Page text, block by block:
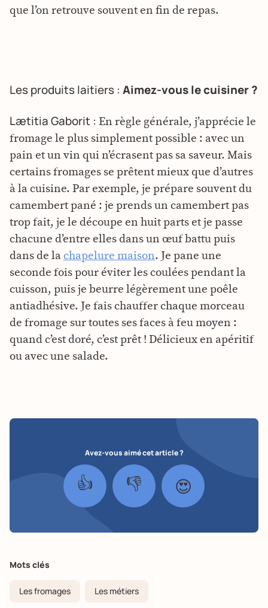
que l’on retrouve souvent en fin de repas.
Les produits laitiers : Aimez-vous le cuisiner ?
Lætitia Gaborit : En règle générale, j’apprécie le
fromage le plus simplement possible : avec un
pain et un vin qui n’écrasent pas sa saveur. Mais
certains fromages se prêtent mieux que d’autres
à la cuisine. Par exemple, je prépare souvent du
camembert pané : je prends un camembert pas
trop fait, je le découpe en huit parts et je passe
chacune d’entre elles dans un œuf battu puis
dans de la chapelure maison. Je pane une
seconde fois pour éviter les coulées pendant la
cuisson, puis je beurre légèrement une poêle
antiadhésive. Je fais chauffer chaque morceau
de fromage sur toutes ses faces à feu moyen :
quand c’est doré, c’est prêt ! Délicieux en apéritif
ou avec une salade.
Avez-vous aimé cet article ?
👍 👎 😍
Mots clés
Les fromages Les métiers